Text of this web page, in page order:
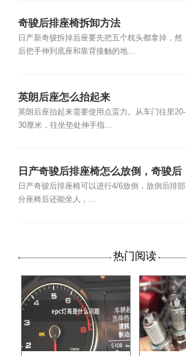
奇骏后排座椅拆卸方法
日产新奇骏拆掉后座要先把五个枕头都拿掉，然
后把手伸到底座和靠背接触的地...
英朗后座怎么抬起来
英朗后座抬起来需要使用点蛮力。从车门往里20-
30厘米，往坐垫处伸手指...
日产奇骏后排座椅怎么放倒，奇骏后
座放倒方法
日产奇骏后排座椅可以进行4/6放倒，放倒后排部
分座椅后还能坐人，...
热门阅读